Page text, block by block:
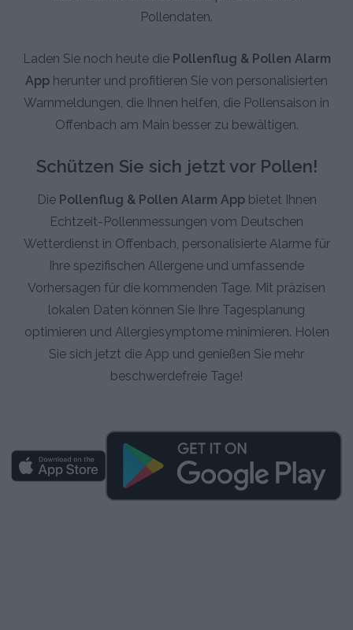
Pollendaten.
Laden Sie noch heute die Pollenflug & Pollen Alarm
App herunter und profitieren Sie von personalisierten
Warnmeldungen, die Ihnen helfen, die Pollensaison in
Offenbach am Main besser zu bewältigen.
Schützen Sie sich jetzt vor Pollen!
Die Pollenflug & Pollen Alarm Appbietet Ihnen
Echtzeit-Pollenmessungen vom Deutschen
Wetterdienst in Offenbach, personalisierte Alarme für
Ihre spezifischen Allergene und umfassende
Vorhersagen für die kommenden Tage. Mit präzisen
lokalen Daten können Sie Ihre Tagesplanung
optimieren und Allergiesymptome minimieren. Holen
Sie sich jetzt die App und genießen Sie mehr
beschwerdefreie Tage!